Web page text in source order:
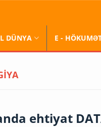
DÜNYA E -
ehtiyat